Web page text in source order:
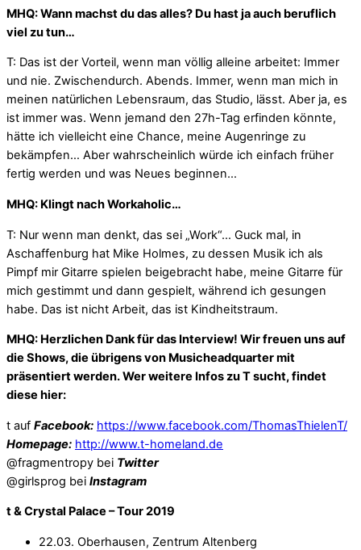
MHQ: Wann machst du das alles? Du hast ja auch beruflich
viel zu tun…
T: Das ist der Vorteil, wenn man völlig alleine arbeitet: Immer
und nie. Zwischendurch. Abends. Immer, wenn man mich in
meinen natürlichen Lebensraum, das Studio, lässt. Aber ja, es
ist immer was. Wenn jemand den 27h-Tag erfinden könnte,
hätte ich vielleicht eine Chance, meine Augenringe zu
bekämpfen… Aber wahrscheinlich würde ich einfach früher
fertig werden und was Neues beginnen…
MHQ: Klingt nach Workaholic…
T: Nur wenn man denkt, das sei „Work“… Guck mal, in
Aschaffenburg hat Mike Holmes, zu dessen Musik ich als
Pimpf mir Gitarre spielen beigebracht habe, meine Gitarre für
mich gestimmt und dann gespielt, während ich gesungen
habe. Das ist nicht Arbeit, das ist Kindheitstraum.
MHQ: Herzlichen Dank für das Interview! Wir freuen uns auf
die Shows, die übrigens von Musicheadquarter mit
präsentiert werden. Wer weitere Infos zu T sucht, findet
diese hier:
t auf Facebook: https://www.facebook.com/ThomasThielenT/
Homepage: http://www.t-homeland.de
@fragmentropy bei Twitter
@girlsprog bei Instagram
t & Crystal Palace – Tour 2019
22.03. Oberhausen, Zentrum Altenberg